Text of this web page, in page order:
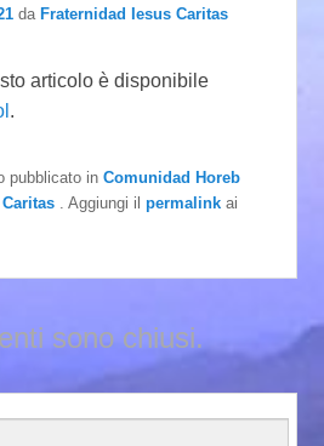
daFraternidad Iesus Caritas
articolo è disponibile
.
pubblicato inComunidad Horeb
. Aggiungi ilpermalink ai
sono chiusi.